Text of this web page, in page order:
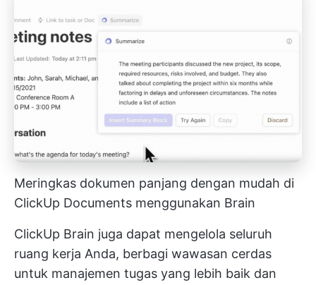
Meringkas dokumen panjang dengan mudah di
ClickUp Documents menggunakan Brain
ClickUp Brain juga dapat mengelola seluruh
ruang kerja Anda, berbagi wawasan cerdas
untuk manajemen tugas yang lebih baik dan